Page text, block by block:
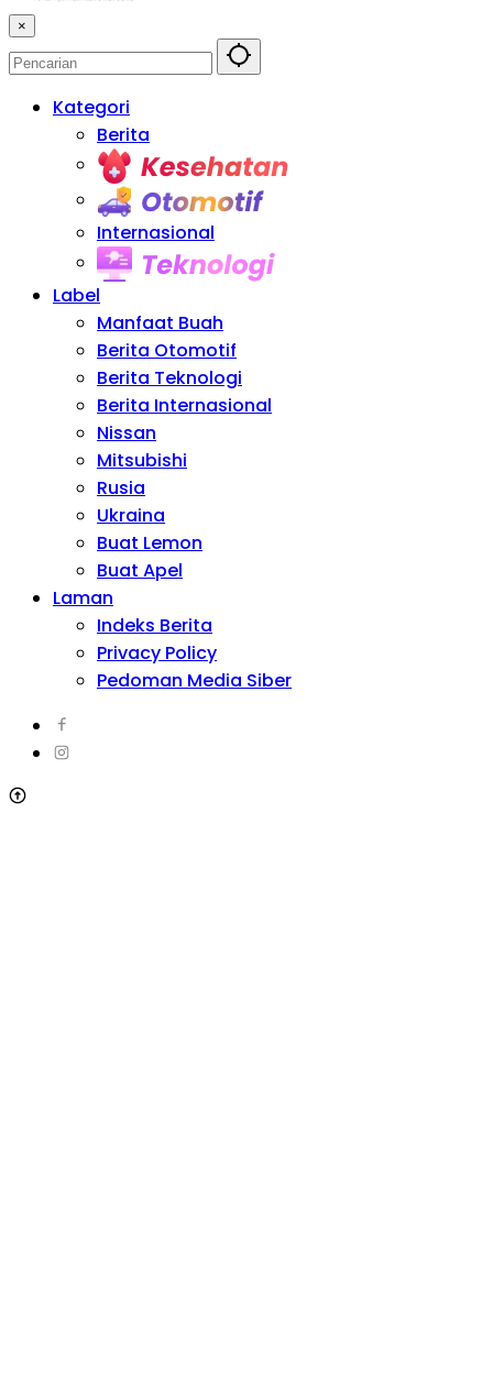
×
Kategori
Berita
Internasional
Label
Manfaat Buah
Berita Otomotif
Berita Teknologi
Berita Internasional
Nissan
Mitsubishi
Rusia
Ukraina
Buat Lemon
Buat Apel
Laman
Indeks Berita
Privacy Policy
Pedoman Media Siber